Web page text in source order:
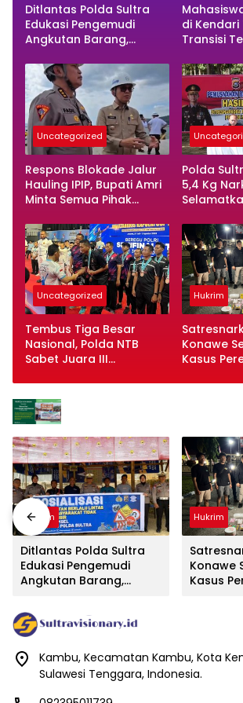
Ditlantas Polda Sultra
Edukasi Pengemudi
Angkutan Barang,
Kendaraan Demi
Keselamatan Berlalu
Lintas
di
Transisi
Berakhir
Uncategorized
Respons Blokade Jalur
Hauling IPIP, Bupati Amri
Minta Semua Pihak
Kepastian Hukum
Polda
5,4 Kg
Uncategorized
Tembus Tiga Besar
Nasional, Polda NTB
Sabet Juara III
Hukrim
Konawe
Kasus
Hukrim
Ditlantas Polda Sultra
Edukasi Pengemudi
Angkutan Barang,
Kendaraan Demi
Keselamatan Berlalu
Lintas
Hukrim
Konawe
Kasus
Kambu, Kecamatan Kambu, Kota
Sulawesi Tenggara, Indonesia.